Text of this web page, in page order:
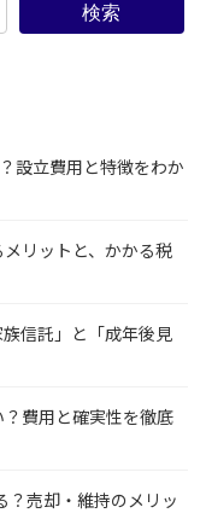
検索
設立費用と特徴をわか
リットと、かかる税
信託」と「成年後見
費用と確実性を徹底
？売却・維持のメリッ